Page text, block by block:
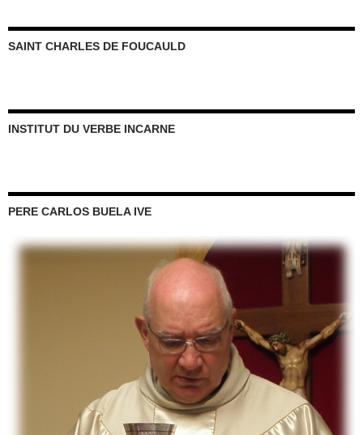
SAINT CHARLES DE FOUCAULD
INSTITUT DU VERBE INCARNE
PERE CARLOS BUELA IVE